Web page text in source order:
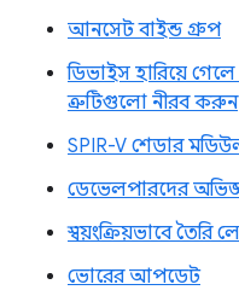
আনসেট বাইন্ড গ্রুপ
ডিভাইস হারিয়ে
ত্রুটিগুলো নীরব করুন
SPIR-V শেডার
ডেভেলপারদের
স্বয়ংক্রিয়ভাবে
ভোরের আপডেট